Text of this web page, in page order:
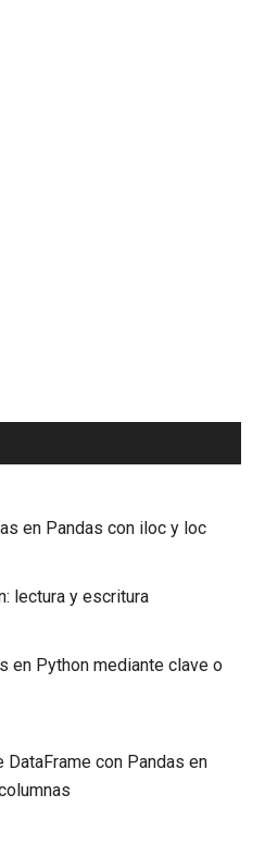
en Pandas con iloc y loc
lectura y escritura
en Python mediante clave o
con Pandas en